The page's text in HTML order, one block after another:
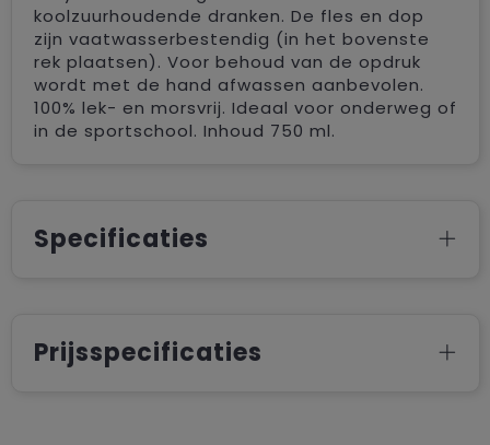
koolzuurhoudende dranken. De fles en dop
zijn vaatwasserbestendig (in het bovenste
rek plaatsen). Voor behoud van de opdruk
wordt met de hand afwassen aanbevolen.
100% lek- en morsvrij. Ideaal voor onderweg of
in de sportschool. Inhoud 750 ml.
Specificaties
Prijsspecificaties